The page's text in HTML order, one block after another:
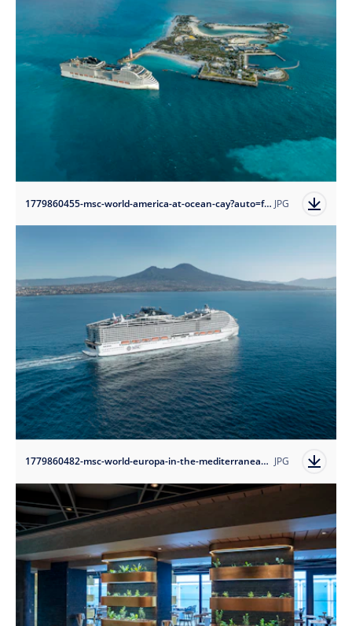
1779860455-msc-world-america-at-ocean-cay?auto=format JPG
1779860482-msc-world-europa-in-the-mediterranean?auto=format JPG